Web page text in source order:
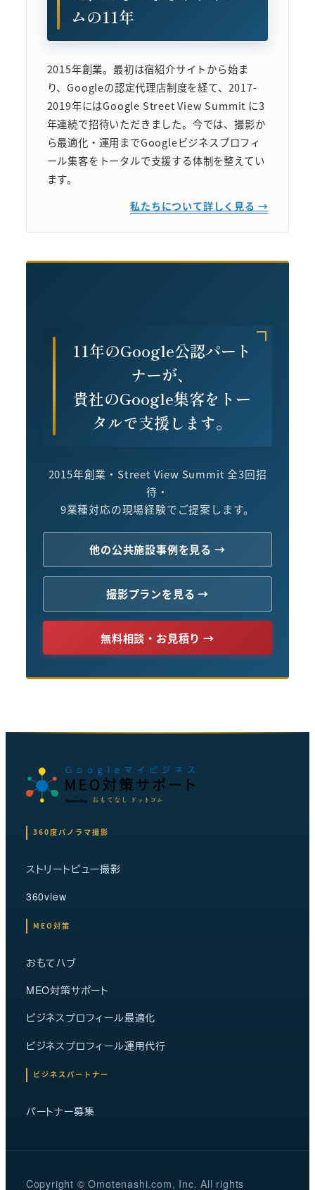
ムの11年
2015年創業。最初は宿紹介サイトから始ま
り、Googleの認定代理店制度を経て、2017-
2019年にはGoogle Street View Summit に3
年連続で招待いただきました。今では、撮影か
ら最適化・運用までGoogleビジネスプロフィ
ール集客をトータルで支援する体制を整えてい
ます。
私たちについて詳しく見る →
11年のGoogle公認パート
ナーが、
貴社のGoogle集客をトー
タルで支援します。
2015年創業・Street View Summit 全3回招
待・
9業種対応の現場経験でご提案します。
他の公共施設事例を見る →
撮影プランを見る →
無料相談・お見積り →
360度パノラマ撮影
ストリートビュー撮影
360view
MEO対策
おもてハブ
MEO対策サポート
ビジネスプロフィール最適化
ビジネスプロフィール運用代行
ビジネスパートナー
パートナー募集
Copyright © Omotenashi.com, Inc. All rights